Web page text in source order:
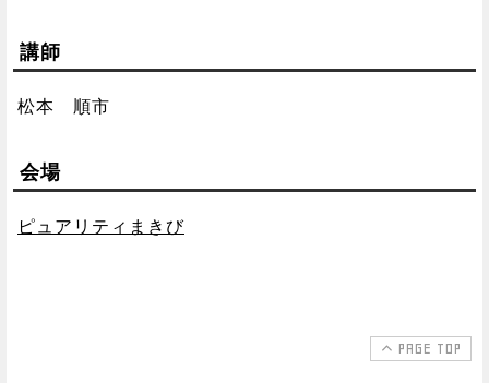
講師
松本 順市
会場
ピュアリティまきび
PAGE TOP